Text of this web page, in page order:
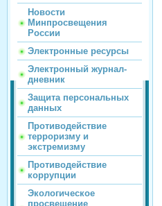
Новости
Минпросвещения
России
Электронные ресурсы
Электронный журнал-
дневник
Защита персональных
данных
Противодействие
терроризму и
экстремизму
Противодействие
коррупции
Экологическое
просвещение